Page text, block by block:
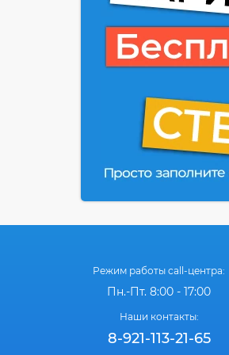
Режим работы call-центра:
Пн.-Пт. 8:00 - 17:00
Наши контакты:
8-921-113-21-65